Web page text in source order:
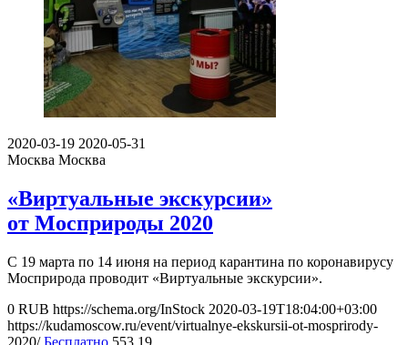
2020-03-19 2020-05-31
Москва Москва
«Виртуальные экскурсии»
от Мосприроды 2020
С 19 марта по 14 июня на период карантина по коронавирусу
Мосприрода проводит «Виртуальные экскурсии».
0 RUB https://schema.org/InStock 2020-03-19T18:04:00+03:00
https://kudamoscow.ru/event/virtualnye-ekskursii-ot-mosprirody-